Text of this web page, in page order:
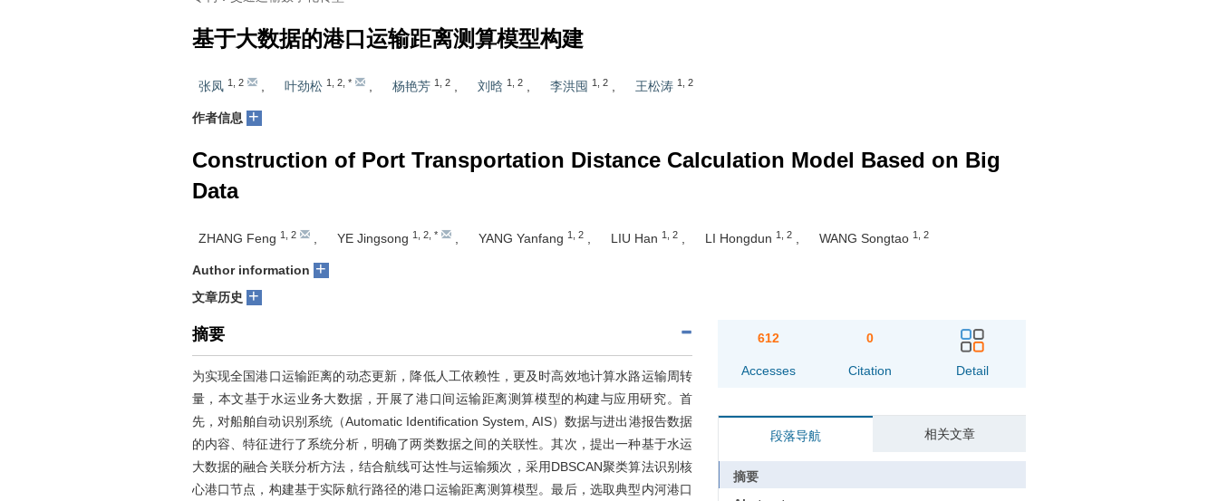
基于大数据的港口运输距离测算模型构建
张凤 1 2 叶劲松 1 2, * 杨艳芳 1 2 刘晗 1 2 李洪囤 1 2 王松涛 1 2
作者信息 +
Construction of Port Transportation Distance Calculation Model Based on Big
Data
ZHANG Feng 1 2 YE Jingsong 1 2, * YANG Yanfang 1 2 LIU Han 1 2 LI Hongdun 1 2 WANG Songtao 1 2
Author information +
文章历史 +
摘要
为实现全国港口运输距离的动态更新，降低人工依赖性，更及时高效地计算水路运输周转
量，本文基于水运业务大数据，开展了港口间运输距离测算模型的构建与应用研究。首
先，对船舶自动识别系统（Automatic Identification System, AIS）数据与进出港报告数据
的内容、特征进行了系统分析，明确了两类数据之间的关联性。其次，提出一种基于水运
大数据的融合关联分析方法，结合航线可达性与运输频次，采用DBSCAN聚类算法识别核
心港口节点，构建基于实际航行路径的港口运输距离测算模型。最后，选取典型内河港口
612
Accesses
0
Citation Detail
段落导航 相关文章
摘要